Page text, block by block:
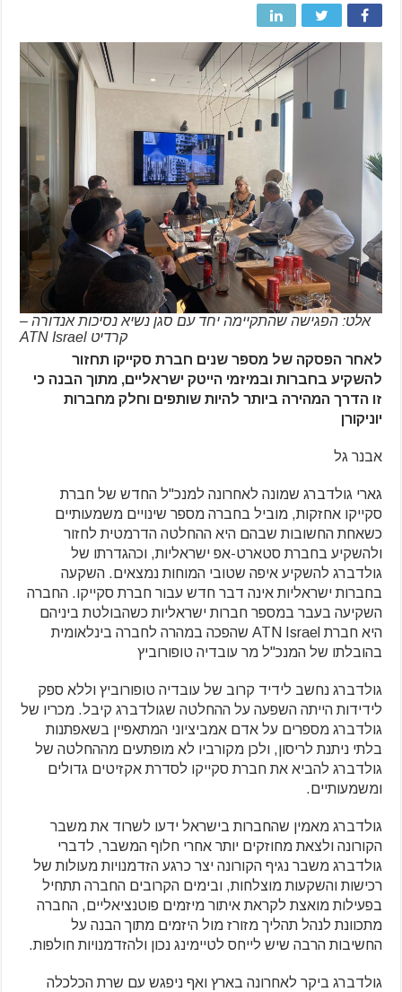
אלט: הפגישה שהתקיימה יחד עם סגן נשיא נסיכות אנדורה –
קרדיט ATN Israel
לאחר הפסקה של מספר שנים חברת סקייקו תחזור
להשקיע בחברות ובמיזמי הייטק ישראליים, מתוך הבנה כי
זו הדרך המהירה ביותר להיות שותפים וחלק מחברות
יוניקורן
אבנר גל
גארי גולדברג שמונה לאחרונה למנכ"ל החדש של חברת
סקייקו אחזקות, מוביל בחברה מספר שינויים משמעותיים
כשאחת החשובות שבהם היא ההחלטה הדרמטית לחזור
ולהשקיע בחברת סטארט-אפ ישראליות, וכהגדרתו של
גולדברג להשקיע איפה שטובי המוחות נמצאים. השקעה
בחברות ישראליות אינה דבר חדש עבור חברת סקייקו. החברה
השקיעה בעבר במספר חברות ישראליות כשהבולטת ביניהם
היא חברת ATN Israel שהפכה במהרה לחברה בינלאומית
בהובלתו של המנכ"ל מר עובדיה טופורוביץ
גולדברג נחשב לידיד קרוב של עובדיה טופורוביץ וללא ספק
לידידות הייתה השפעה על ההחלטה שגולדברג קיבל. מכריו של
גולדברג מספרים על אדם אמביציוני המתאפיין בשאפתנות
בלתי ניתנת לריסון, ולכן מקורביו לא מופתעים מההחלטה של
גולדברג להביא את חברת סקייקו לסדרת אקזיטים גדולים
ומשמעותיים.
גולדברג מאמין שהחברות בישראל ידעו לשרוד את משבר
הקורונה ולצאת מחוזקים יותר אחרי חלוף המשבר, לדברי
גולדברג משבר נגיף הקורונה יצר כרגע הזדמנויות מעולות של
רכישות והשקעות מוצלחות, ובימים הקרובים החברה תתחיל
בפעילות מואצת לקראת איתור מיזמים פוטנציאליים, החברה
מתכוונת לנהל תהליך מזורז מול היזמים מתוך הבנה על
החשיבות הרבה שיש לייחס לטיימינג נכון ולהזדמנויות חולפות.
גולדברג ביקר לאחרונה בארץ ואף ניפגש עם שרת הכלכלה